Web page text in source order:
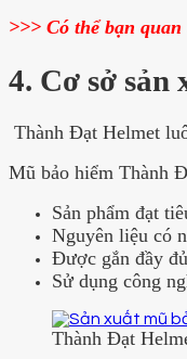
>>> Có thể bạn quan
4. Cơ sở
Thành Đạt Helmet
Mũ bảo hiểm Thành
Sản phẩm đạt
Nguyên liệu có
Được gắn đầy
Sử dụng công
Thành Đạt